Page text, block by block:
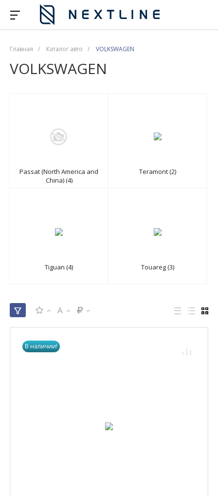
Главная / Каталог авто / VOLKSWAGEN
VOLKSWAGEN
Passat (North America and
China) (4)
Teramont (2)
Tiguan (4) Touareg (3)
A
В наличии!